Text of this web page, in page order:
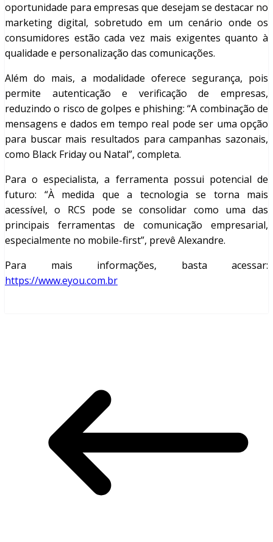
oportunidade para empresas que desejam se destacar no
marketing digital, sobretudo em um cenário onde os
consumidores estão cada vez mais exigentes quanto à
qualidade e personalização das comunicações.
Além do mais, a modalidade oferece segurança, pois
permite autenticação e verificação de empresas,
reduzindo o risco de golpes e phishing: “A combinação de
mensagens e dados em tempo real pode ser uma opção
para buscar mais resultados para campanhas sazonais,
como Black Friday ou Natal”, completa.
Para o especialista, a ferramenta possui potencial de
futuro: “À medida que a tecnologia se torna mais
acessível, o RCS pode se consolidar como uma das
principais ferramentas de comunicação empresarial,
especialmente no mobile-first”, prevê Alexandre.
Para mais informações, basta acessar:
https://www.eyou.com.br